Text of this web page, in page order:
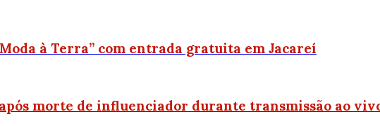
à Terra” com entrada gratuita em Jacareí
morte de influenciador durante transmissão ao